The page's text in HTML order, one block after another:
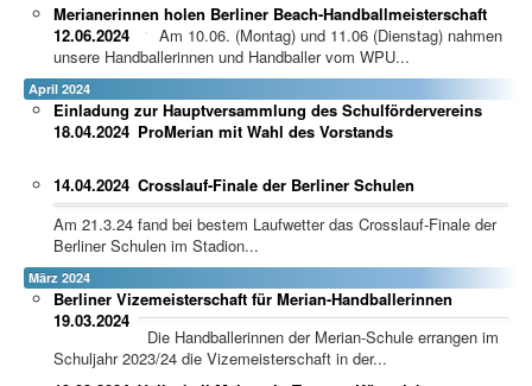
Merianerinnen holen Berliner Beach-Handballmeisterschaft
12.06.2024
Am 10.06. (Montag) und 11.06 (Dienstag) nahmen
unsere Handballerinnen und Handballer vom WPU...
April 2024
Einladung zur Hauptversammlung des Schulfördervereins
ProMerian mit Wahl des Vorstands
18.04.2024
Crosslauf-Finale der Berliner Schulen
14.04.2024
Am 21.3.24 fand bei bestem Laufwetter das Crosslauf-Finale der
Berliner Schulen im Stadion...
März 2024
Berliner Vizemeisterschaft für Merian-Handballerinnen
19.03.2024
Die Handballerinnen der Merian-Schule errangen im
Schuljahr 2023/24 die Vizemeisterschaft in der...